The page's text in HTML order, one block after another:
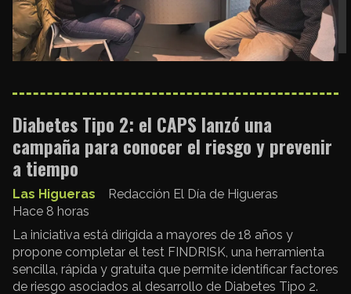
Diabetes Tipo 2: el CAPS lanzó una
campaña para conocer el riesgo y prevenir
a tiempo
Redacción El Día de Higueras
Las Higueras
Hace 8 horas
La iniciativa está dirigida a mayores de 18 años y
propone completar el test FINDRISK, una herramienta
sencilla, rápida y gratuita que permite identificar factores
de riesgo asociados al desarrollo de Diabetes Tipo 2.